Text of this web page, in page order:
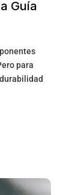
Guía
para